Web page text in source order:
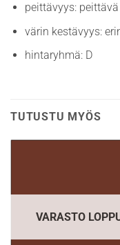
peittävyys: peittävä
värin kestävyys:
hintaryhmä: D
TUTUSTU MYÖS
VARASTO